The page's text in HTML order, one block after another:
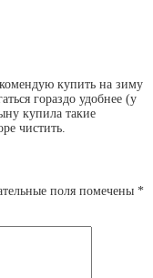
купить на зиму
гораздо удобнее (у
купила такие
чистить.
поля помечены *